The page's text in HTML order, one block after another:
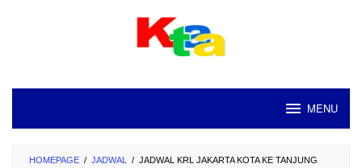
MENU
HOMEPAGE / JADWAL / JADWAL KRL JAKARTA KOTA KE TANJUNG